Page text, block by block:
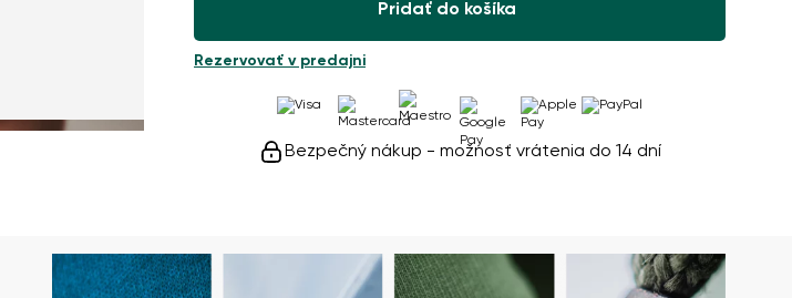
Pridať do košíka
Rezervovať v predajni
Bezpečný nákup - možnosť vrátenia do 14 dní